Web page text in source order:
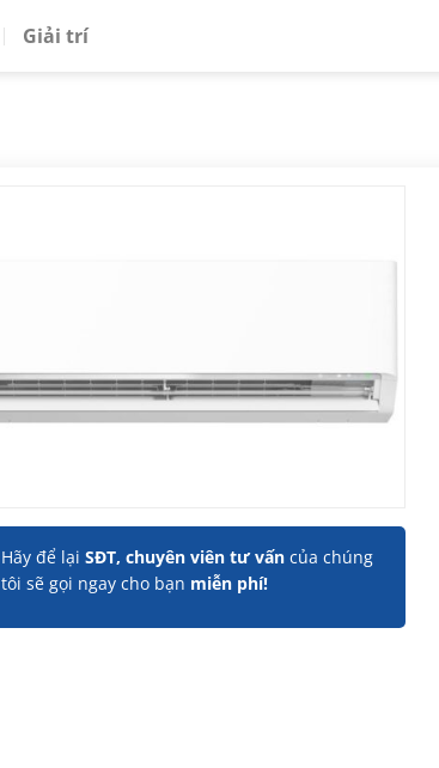
Giải trí
Hãy để lại SĐT, chuyên viên tư vấn của chúng
tôi sẽ gọi ngay cho bạn miễn phí!